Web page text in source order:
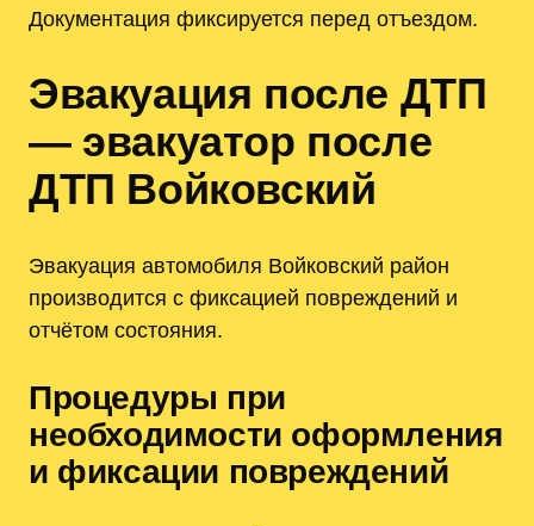
Документация фиксируется перед отъездом.
Эвакуация после ДТП
— эвакуатор после
ДТП Войковский
Эвакуация автомобиля Войковский район
производится с фиксацией повреждений и
отчётом состояния.
Процедуры при
необходимости оформления
и фиксации повреждений